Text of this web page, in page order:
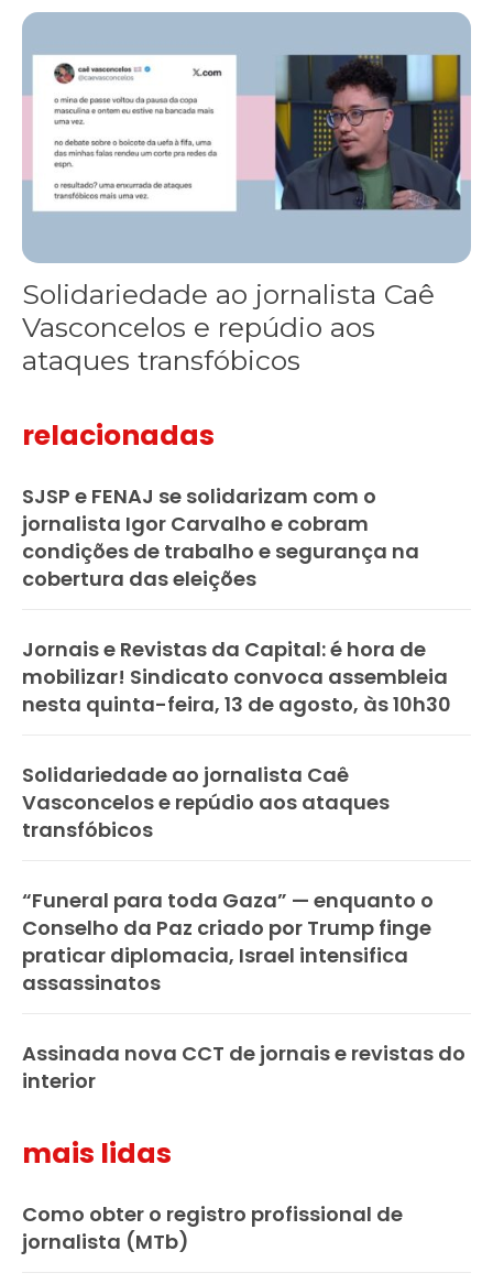
Solidariedade ao jornalista Caê Vasconcelos e repúdio aos
Solidariedade ao jornalista Caê
Vasconcelos e repúdio aos
ataques transfóbicos
relacionadas
SJSP e FENAJ se solidarizam com o
jornalista Igor Carvalho e cobram
condições de trabalho e segurança na
cobertura das eleições
Jornais e Revistas da Capital: é hora de
mobilizar! Sindicato convoca assembleia
nesta quinta-feira, 13 de agosto, às 10h30
Solidariedade ao jornalista Caê
Vasconcelos e repúdio aos ataques
transfóbicos
“Funeral para toda Gaza” — enquanto o
Conselho da Paz criado por Trump finge
praticar diplomacia, Israel intensifica
assassinatos
Assinada nova CCT de jornais e revistas do
interior
mais lidas
Como obter o registro profissional de
jornalista (MTb)